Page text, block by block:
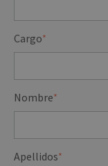
Cargo*
Nombre*
Apellidos*